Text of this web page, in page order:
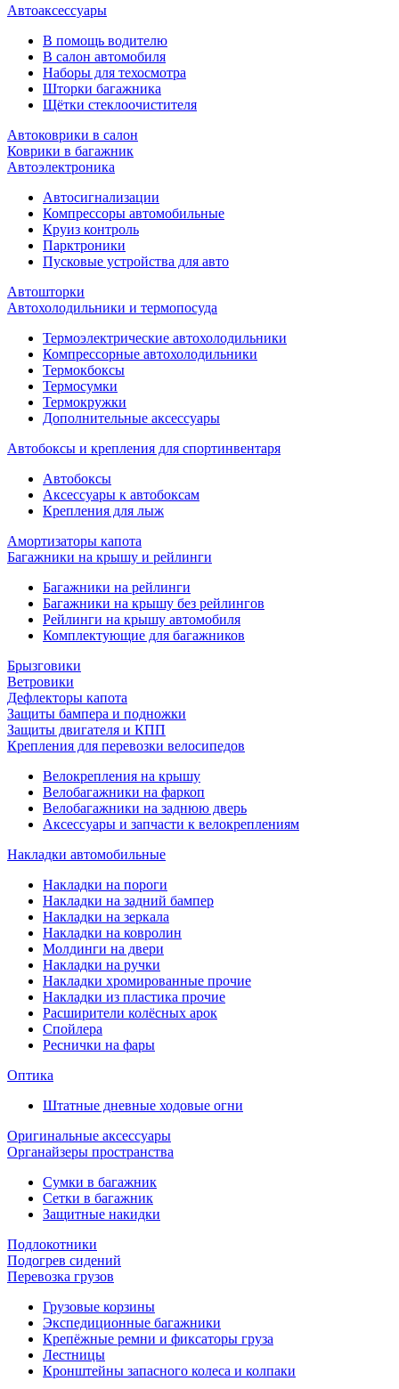
Автоаксессуары
В помощь водителю
В салон автомобиля
Наборы для техосмотра
Шторки багажника
Щётки стеклоочистителя
Автоковрики в салон
Коврики в багажник
Автоэлектроника
Автосигнализации
Компрессоры автомобильные
Круиз контроль
Парктроники
Пусковые устройства для авто
Автошторки
Автохолодильники и термопосуда
Термоэлектрические автохолодильники
Компрессорные автохолодильники
Термокбоксы
Термосумки
Термокружки
Дополнительные аксессуары
Автобоксы и крепления для спортинвентаря
Автобоксы
Аксессуары к автобоксам
Крепления для лыж
Амортизаторы капота
Багажники на крышу и рейлинги
Багажники на рейлинги
Багажники на крышу без рейлингов
Рейлинги на крышу автомобиля
Комплектующие для багажников
Брызговики
Ветровики
Дефлекторы капота
Защиты бампера и подножки
Защиты двигателя и КПП
Крепления для перевозки велосипедов
Велокрепления на крышу
Велобагажники на фаркоп
Велобагажники на заднюю дверь
Аксессуары и запчасти к велокреплениям
Накладки автомобильные
Накладки на пороги
Накладки на задний бампер
Накладки на зеркала
Накладки на ковролин
Молдинги на двери
Накладки на ручки
Накладки хромированные прочие
Накладки из пластика прочие
Расширители колёсных арок
Спойлера
Реснички на фары
Оптика
Штатные дневные ходовые огни
Оригинальные аксессуары
Органайзеры пространства
Сумки в багажник
Сетки в багажник
Защитные накидки
Подлокотники
Подогрев сидений
Перевозка грузов
Грузовые корзины
Экспедиционные багажники
Крепёжные ремни и фиксаторы груза
Лестницы
Кронштейны запасного колеса и колпаки